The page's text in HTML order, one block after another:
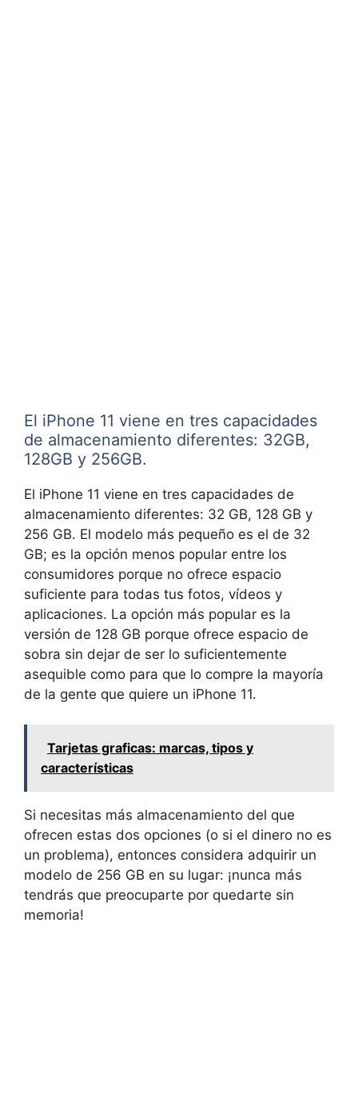
El iPhone 11 viene en tres capacidades
de almacenamiento diferentes: 32GB,
128GB y 256GB.
El iPhone 11 viene en tres capacidades de
almacenamiento diferentes: 32 GB, 128 GB y
256 GB. El modelo más pequeño es el de 32
GB; es la opción menos popular entre los
consumidores porque no ofrece espacio
suficiente para todas tus fotos, vídeos y
aplicaciones. La opción más popular es la
versión de 128 GB porque ofrece espacio de
sobra sin dejar de ser lo suficientemente
asequible como para que lo compre la mayoría
de la gente que quiere un iPhone 11.
Tarjetas graficas: marcas, tipos y
características
Si necesitas más almacenamiento del que
ofrecen estas dos opciones (o si el dinero no es
un problema), entonces considera adquirir un
modelo de 256 GB en su lugar: ¡nunca más
tendrás que preocuparte por quedarte sin
memoria!